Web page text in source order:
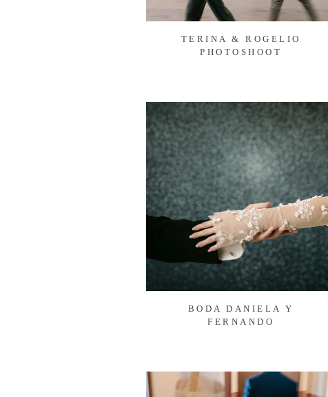
TERINA & ROGELIO
PHOTOSHOOT
BODA DANIELA Y
FERNANDO